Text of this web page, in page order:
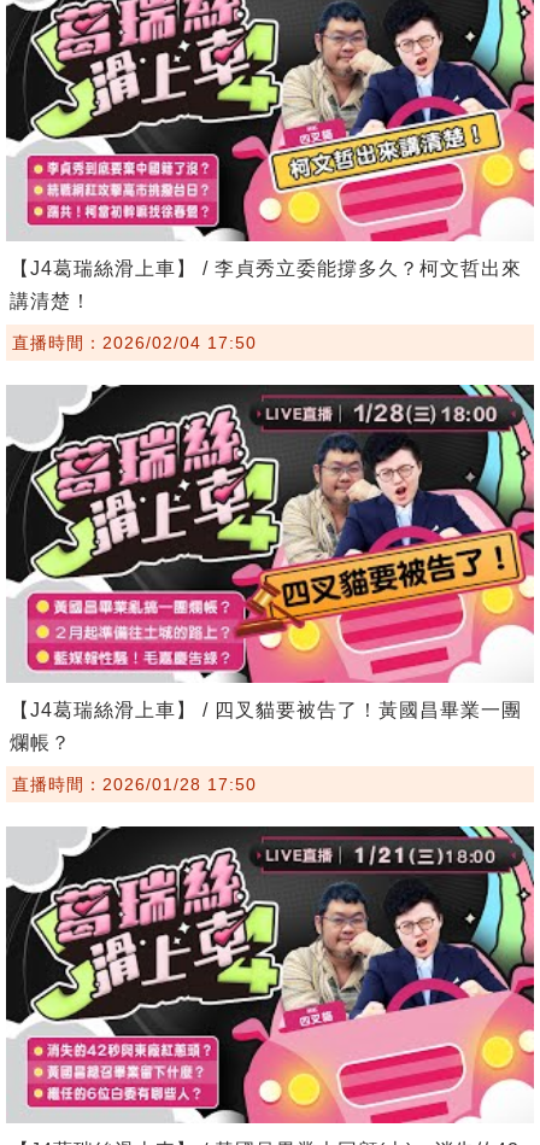
【J4葛瑞絲滑上車】 / 李貞秀立委能撐多久？柯文哲出來
講清楚！
直播時間：2026/02/04 17:50
【J4葛瑞絲滑上車】 / 四叉貓要被告了！黃國昌畢業一團
爛帳？
直播時間：2026/01/28 17:50